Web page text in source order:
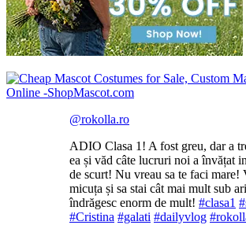
@rokolla.ro
ADIO Clasa 1! A fost greu, dar a
ea și văd câte lucruri noi a învățat
de scurt! Nu vreau sa te faci mare!
micuța și sa stai cât mai mult sub
îndrăgesc enorm de mult! #clasa1
#Cristina #galati #dailyvlog